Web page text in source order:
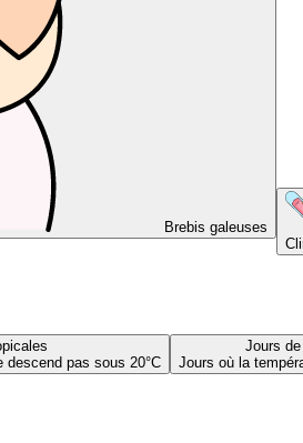
Brebis galeuses
descend pas sous 20°C
Jours
Jours où la